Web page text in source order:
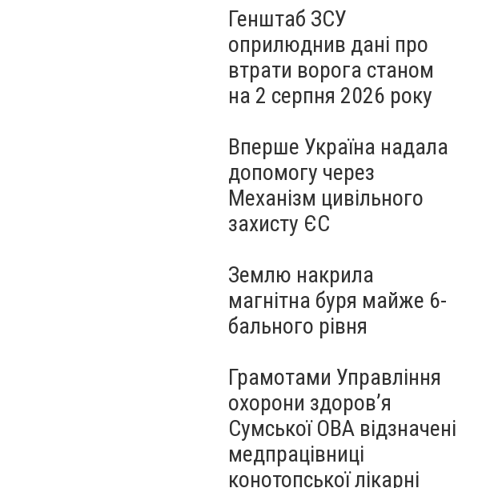
Генштаб ЗСУ
оприлюднив дані про
втрати ворога станом
на 2 серпня 2026 року
Вперше Україна надала
допомогу через
Механізм цивільного
захисту ЄС
Землю накрила
магнітна буря майже 6-
бального рівня
Грамотами Управління
охорони здоров’я
Сумської ОВА відзначені
медпрацівниці
конотопської лікарні